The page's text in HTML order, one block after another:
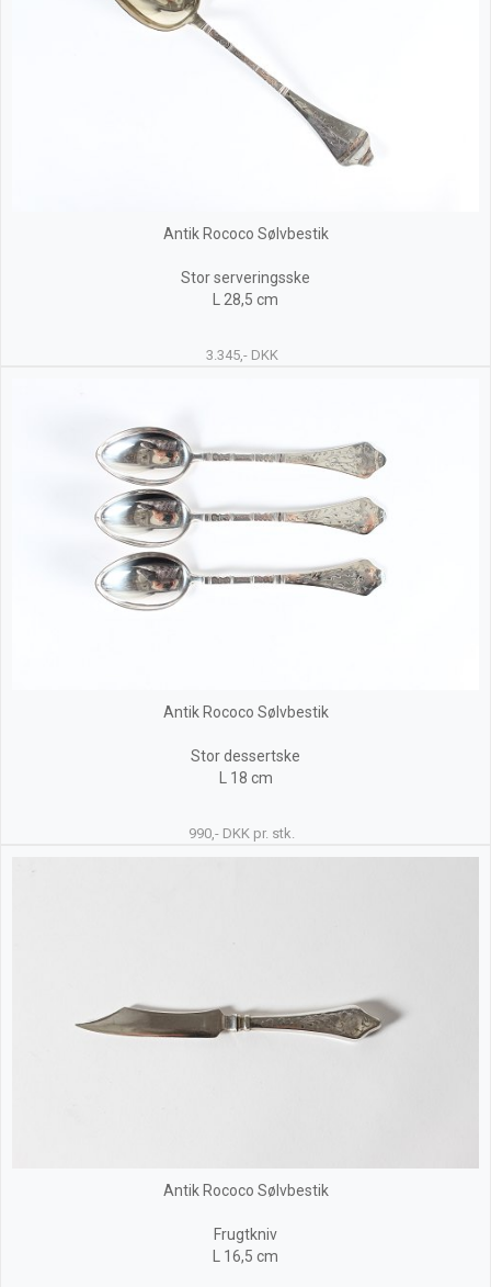
Antik Rococo Sølvbestik
Stor serveringsske
L 28,5 cm
3.345,- DKK
Antik Rococo Sølvbestik
Stor dessertske
L 18 cm
990,- DKK pr. stk.
Antik Rococo Sølvbestik
Frugtkniv
L 16,5 cm